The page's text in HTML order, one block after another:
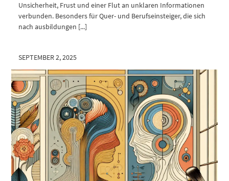
Unsicherheit, Frust und einer Flut an unklaren Informationen
verbunden. Besonders für Quer- und Berufseinsteiger, die sich
nach ausbildungen [...]
SEPTEMBER 2, 2025